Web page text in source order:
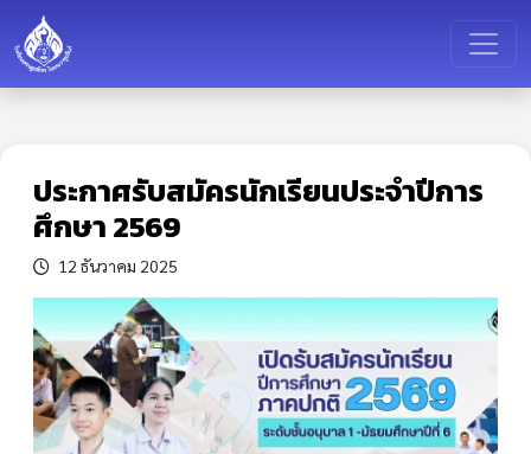
ประกาศรับสมัครนักเรียนประจำปีการ
ศึกษา 2569
12 ธันวาคม 2025